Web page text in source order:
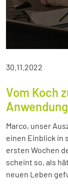
30.11.2022
Vom Koch
Marco, unser
einen Einblick in
ersten Wochen
scheint so, als
neuen Leben